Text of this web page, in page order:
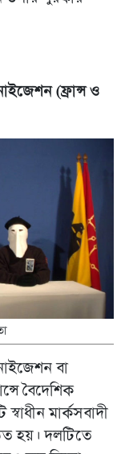
(ফ্রান্স ও
বা
বৈদেশিক
মার্কসবাদী
হয়। দলটিতে